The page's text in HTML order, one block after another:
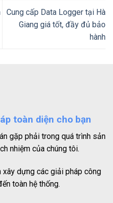
Cung cấp Data Logger tại Hà
Giang giá tốt, đầy đủ bảo
hành
toàn diện cho bạn
gặp phải trong quá trình sản
nhiệm của chúng tôi.
dựng các giải pháp công
toàn hệ thống.